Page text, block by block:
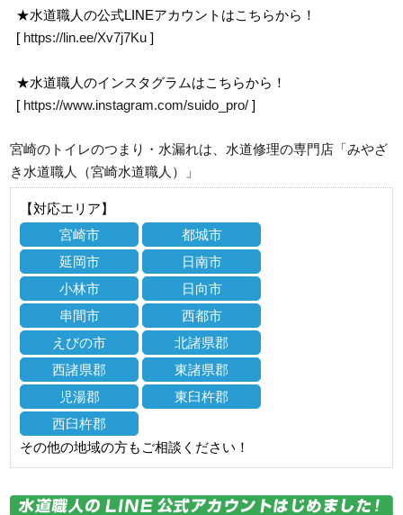
★水道職人の公式LINEアカウントはこちらから！
[ https://lin.ee/Xv7j7Ku ]
★水道職人のインスタグラムはこちらから！
[ https://www.instagram.com/suido_pro/ ]
宮崎のトイレのつまり・水漏れは、水道修理の専門店「みやざ
き水道職人（宮崎水道職人）」
【対応エリア】
宮崎市
都城市
延岡市
日南市
小林市
日向市
串間市
西都市
えびの市
北諸県郡
西諸県郡
東諸県郡
児湯郡
東臼杵郡
西臼杵郡
その他の地域の方もご相談ください！